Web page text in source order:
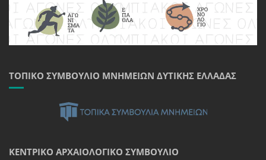
ΤΟΠΙΚΌ ΣΥΜΒΟΎΛΙΟ ΜΝΗΜΕΊΩΝ ΔΥΤΙΚΉΣ ΕΛΛΆΔΑΣ
ΚΕΝΤΡΙΚΌ ΑΡΧΑΙΟΛΟΓΙΚΌ ΣΥΜΒΟΎΛΙΟ